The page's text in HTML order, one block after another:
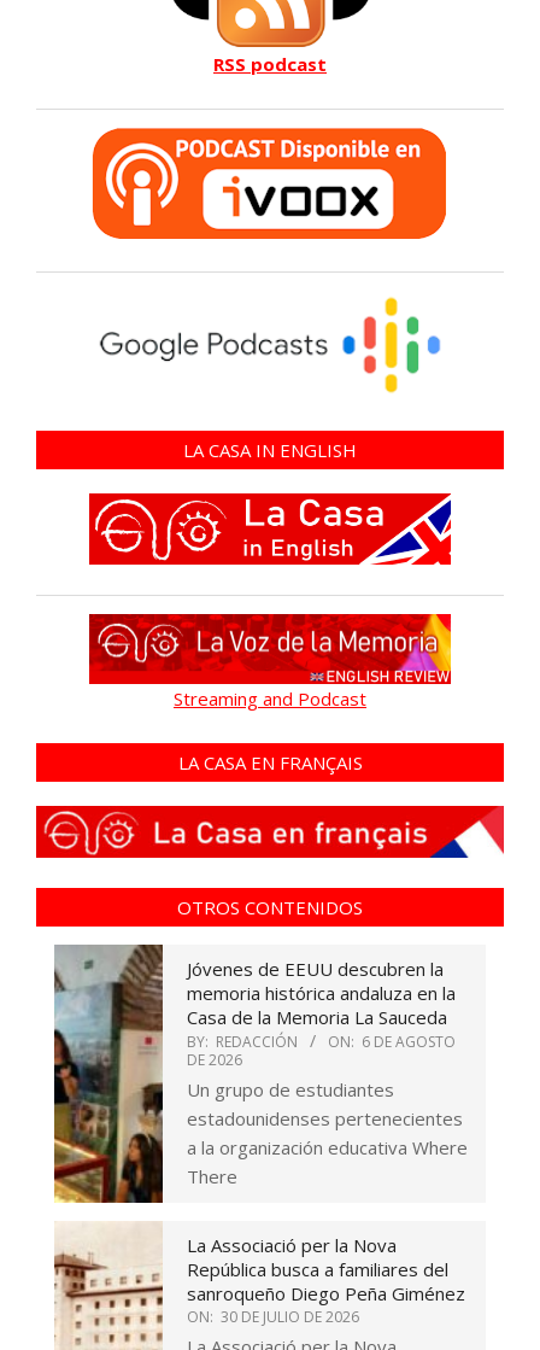
RSS podcast
LA CASA IN ENGLISH
Streaming and Podcast
LA CASA EN FRANÇAIS
OTROS CONTENIDOS
Jóvenes de EEUU descubren la
memoria histórica andaluza en la
Casa de la Memoria La Sauceda
BY: REDACCIÓN ON: 6 DE AGOSTO
DE 2026
Un grupo de estudiantes
estadounidenses pertenecientes
a la organización educativa Where
There
La Associació per la Nova
República busca a familiares del
sanroqueño Diego Peña Giménez
ON: 30 DE JULIO DE 2026